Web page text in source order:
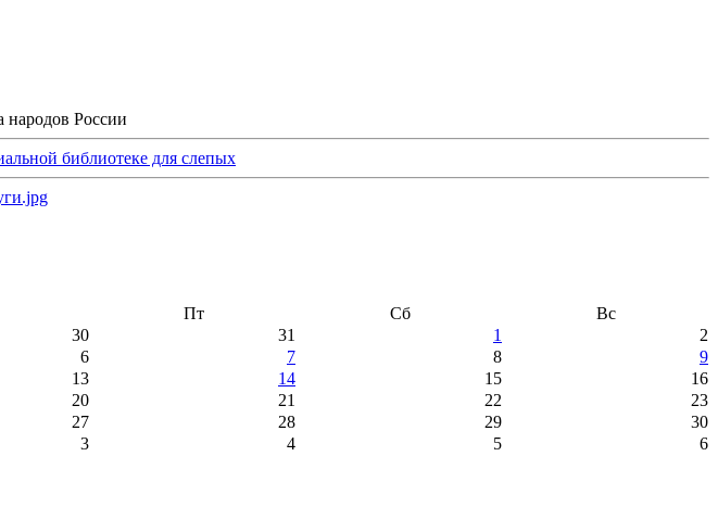
Пт Сб
Вс
30 31 1
2
6 7 8
9
13 14 15
16
20 21 22
23
27 28 29
30
3 4 5 6